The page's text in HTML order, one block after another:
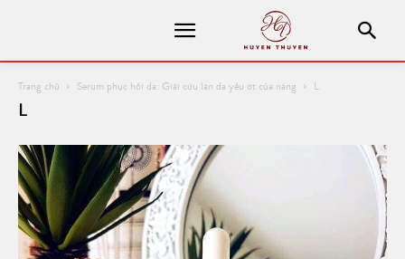
Trang chủ Serum phục hồi da: Giải cứu làn da yếu ớt của nàng L
L